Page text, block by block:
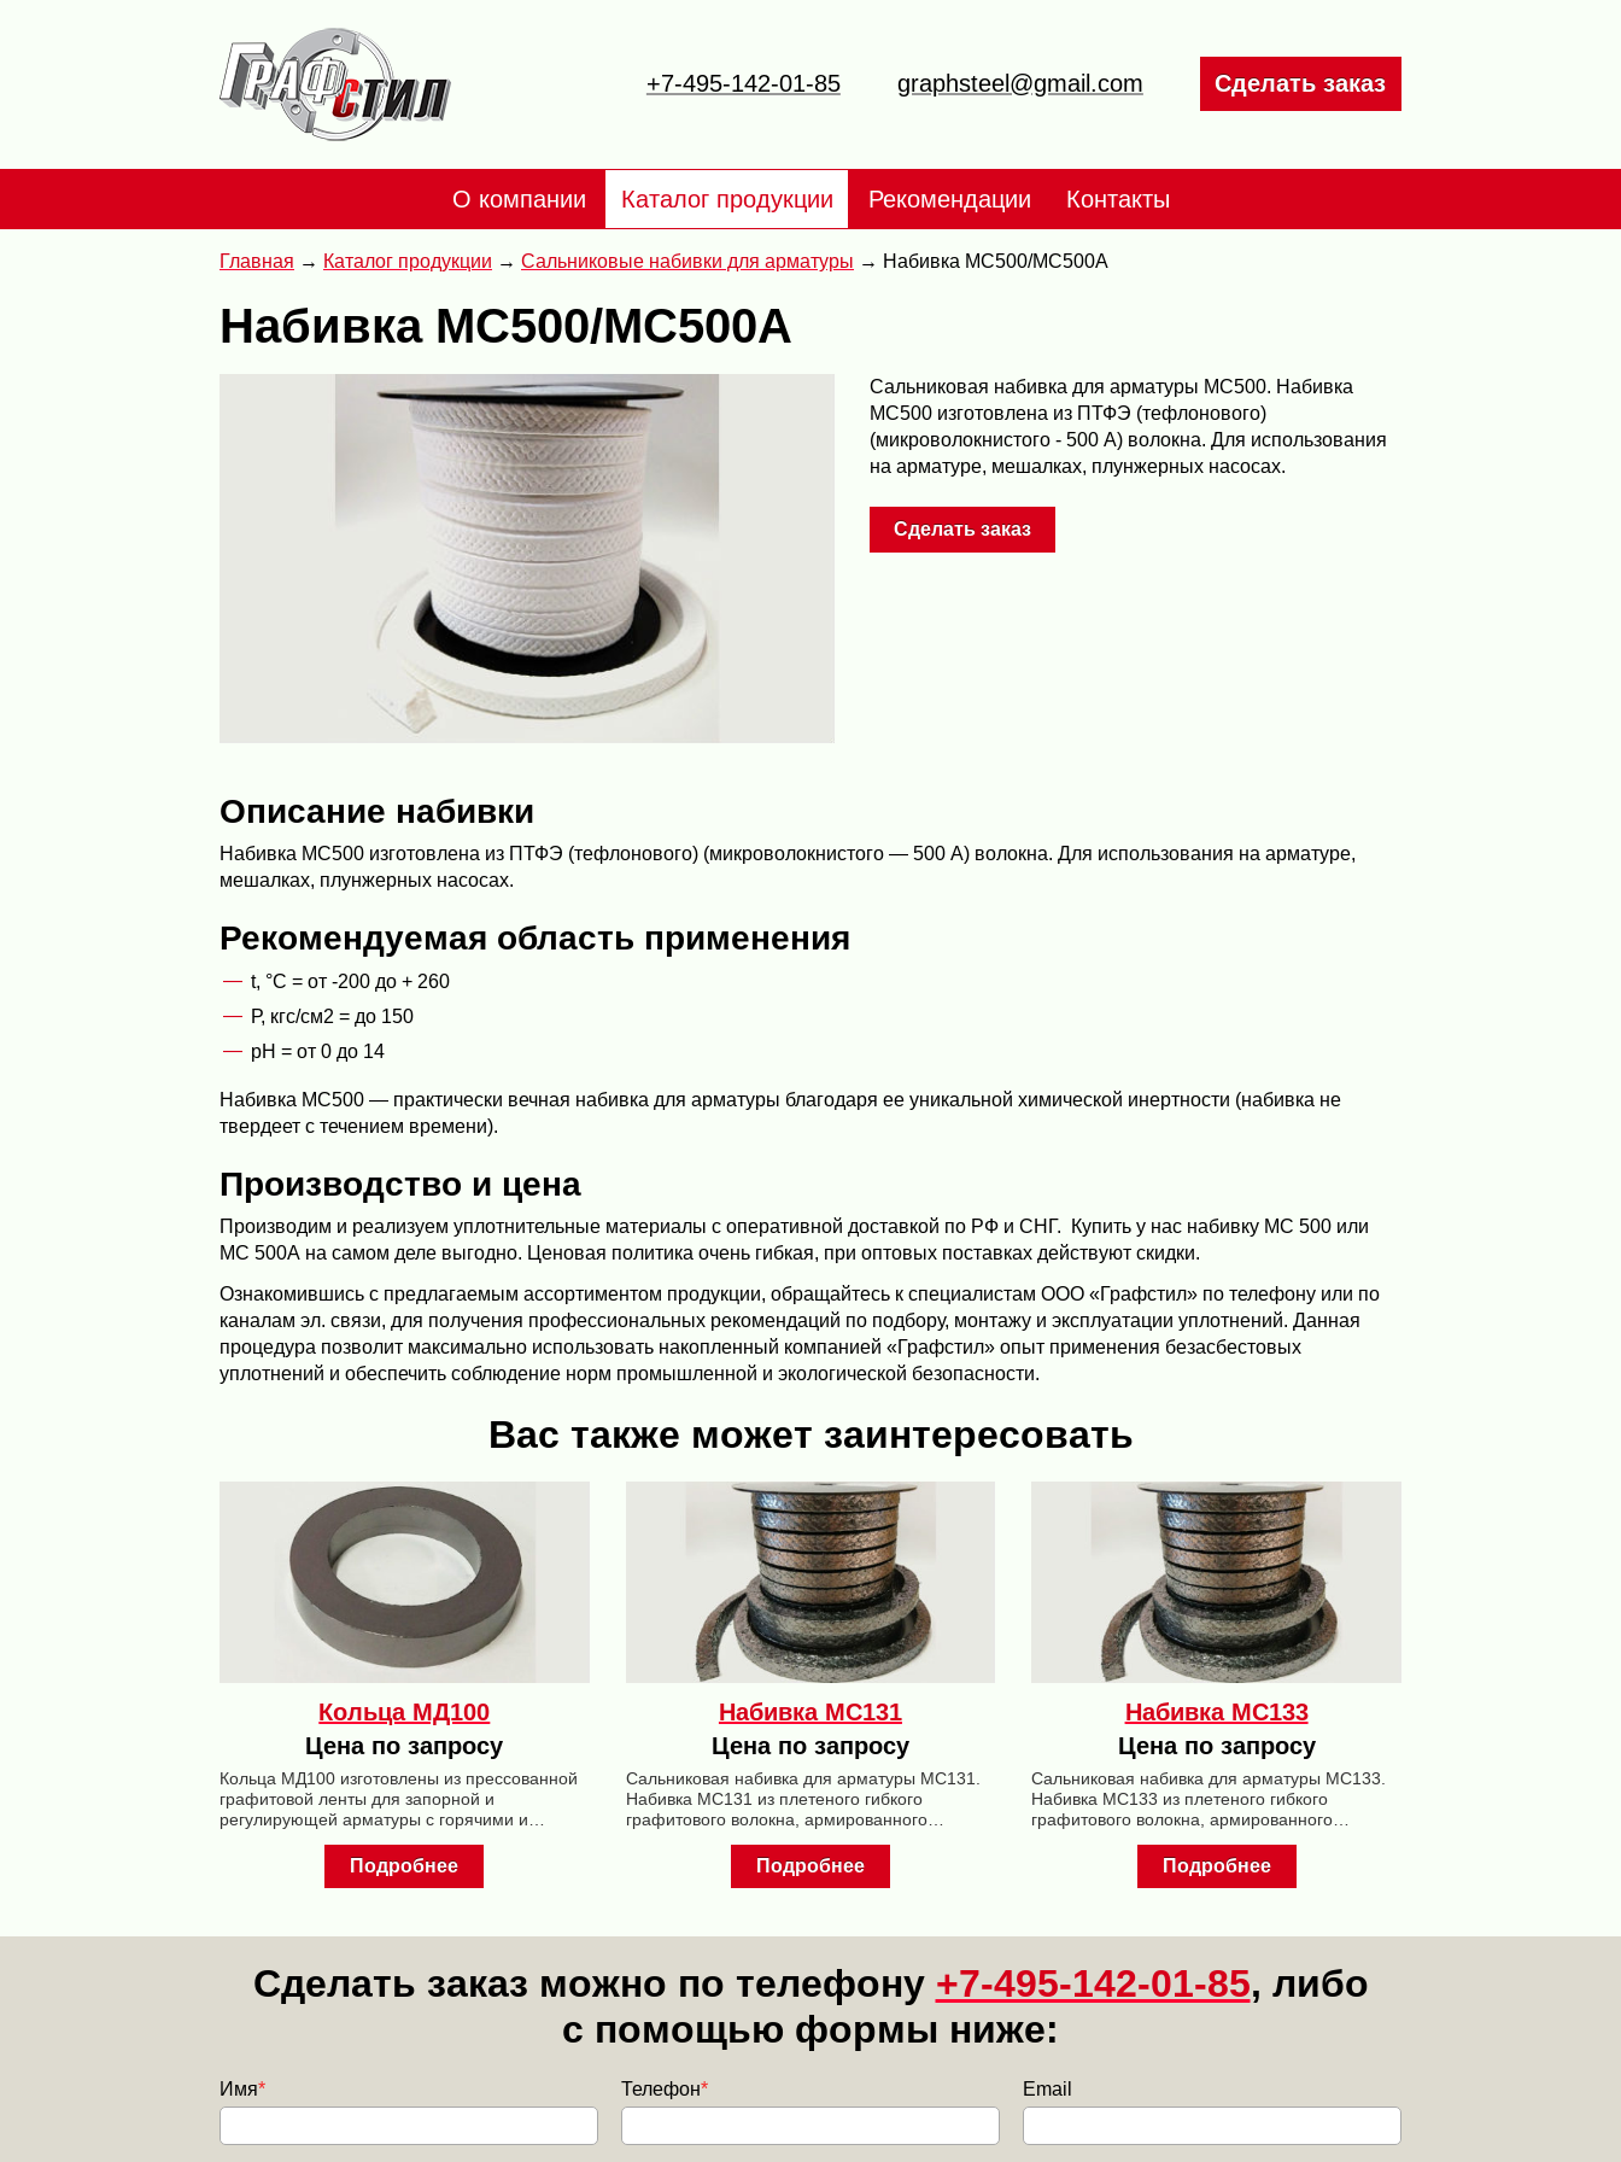
+7-495-142-01-85 graphsteel@gmail.com Сделать заказ
О компании Каталог продукции Рекомендации Контакты
Главная Каталог продукции Сальниковые набивки для арматуры Набивка МС500/МС500А
Набивка МС500/МС500А
Сальниковая набивка для арматуры МС500. Набивка
МС500 изготовлена из ПТФЭ (тефлонового)
(микроволокнистого - 500 А) волокна. Для использования
на арматуре, мешалках, плунжерных насосах.
Сделать заказ
Описание набивки
Набивка МС500 изготовлена из ПТФЭ (тефлонового) (микроволокнистого — 500 А) волокна. Для использования на арматуре,
мешалках, плунжерных насосах.
Рекомендуемая область применения
t, °C = от -200 до + 260
Р, кгс/см2 = до 150
рН = от 0 до 14
Набивка МС500 — практически вечная набивка для арматуры благодаря ее уникальной химической инертности (набивка не
твердеет с течением времени).
Производство и цена
Производим и реализуем уплотнительные материалы с оперативной доставкой по РФ и СНГ. Купить у нас набивку МС 500 или
МС 500А на самом деле выгодно. Ценовая политика очень гибкая, при оптовых поставках действуют скидки.
Ознакомившись с предлагаемым ассортиментом продукции, обращайтесь к специалистам ООО «Графстил» по телефону или по
каналам эл. связи, для получения профессиональных рекомендаций по подбору, монтажу и эксплуатации уплотнений. Данная
процедура позволит максимально использовать накопленный компанией «Графстил» опыт применения безасбестовых
уплотнений и обеспечить соблюдение норм промышленной и экологической безопасности.
Вас также может заинтересовать
Кольца МД100
Цена по запросу
Кольца МД100 изготовлены из прессованной
графитовой ленты для запорной и
регулирующей арматуры с горячими и
Подробнее
Набивка МС131
Цена по запросу
Сальниковая набивка для арматуры МС131.
Набивка МС131 из плетеного гибкого
графитового волокна, армированного
уплотнения запорной арматуры.
Подробнее
Набивка МС133
Цена по запросу
Сальниковая набивка для арматуры МС133.
Набивка МС133 из плетеного гибкого
графитового волокна, армированного
уплотнения запорной арматуры высокого
Подробнее
Сделать заказ можно по телефону +7-495-142-01-85, либо
с помощью формы ниже:
Имя* Телефон* Email